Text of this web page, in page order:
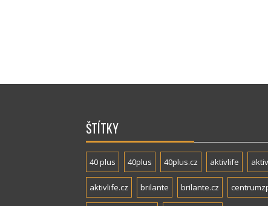
ŠTÍTKY
40 plus 40plus 40plus.cz aktivlife
aktivlife.cz brilante brilante.cz